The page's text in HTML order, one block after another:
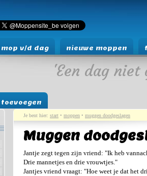
mop v/d dag nieuwe moppen
toevoegen
'Een dag
Je bent hier: start • moppen • muggen doodgeslagen
Muggen
Jantje zegt tegen zijn vriend: "Ik heb
Drie mannetjes en drie vrouwtjes."
Jantjes vriend vraagt: "Hoe weet je dat het